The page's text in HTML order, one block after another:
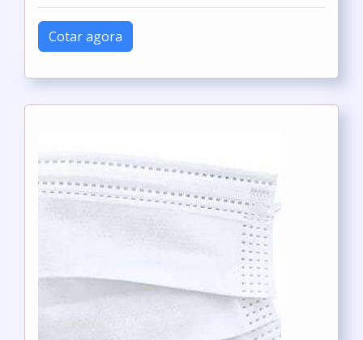
Cotar agora